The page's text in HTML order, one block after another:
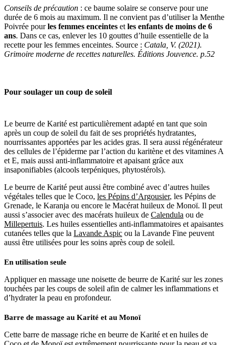
Conseils de précaution : ce baume solaire se conserve pour une
durée de 6 mois au maximum. Il ne convient pas d’utiliser la Menthe
Poivrée pourles femmes enceintes et les enfants de moins de 6
ans. Dans ce cas, enlever les 10 gouttes d’huile essentielle de la
recette pour les femmes enceintes. Source : Catala, V. (2021).
Grimoire moderne de recettes naturelles. Éditions Jouvence. p.52
Pour soulager un coup de soleil
Le beurre de Karité est particulièrement adapté en tant que soin
après un coup de soleil du fait de ses propriétés hydratantes,
nourrissantes apportées par les acides gras. Il sera aussi régénérateur
des cellules de l’épiderme par l’action du karitène et des vitamines A
et E, mais aussi anti-inflammatoire et apaisant grâce aux
insaponifiables (alcools terpéniques, phytostérols).
Le beurre de Karité peut aussi être combiné avec d’autres huiles
végétales telles que le Coco, les Pépins d’Argousier, les Pépins de
Grenade, le Karanja ou encore le Macérat huileux de Monoï. Il peut
aussi s’associer avec des macérats huileux de Calendula ou de
Millepertuis. Les huiles essentielles anti-inflammatoires et apaisantes
cutanées telles que la Lavande Aspic ou la Lavande Fine peuvent
aussi être utilisées pour les soins après coup de soleil.
En utilisation seule
Appliquer en massage une noisette de beurre de Karité sur les zones
touchées par les coups de soleil afin de calmer les inflammations et
d’hydrater la peau en profondeur.
Barre de massage au Karité et au Monoï
Cette barre de massage riche en beurre de Karité et en huiles de